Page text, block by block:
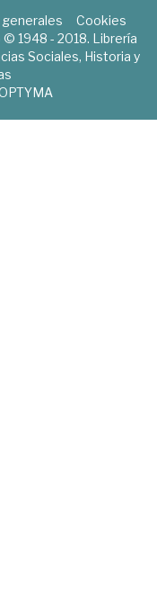
Cookies
1948 - 2018. Librería
Sociales, Historia y